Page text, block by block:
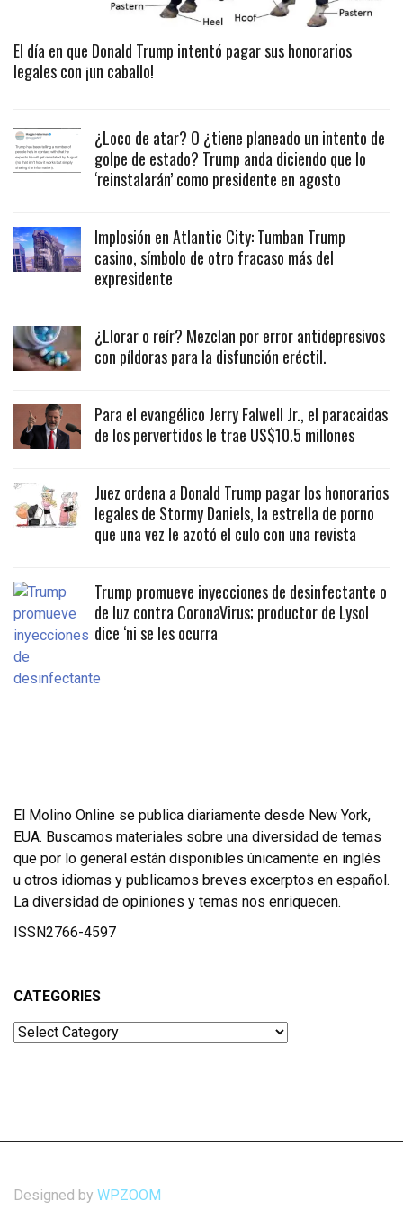
El día en que Donald Trump intentó pagar sus honorarios
legales con ¡un caballo!
¿Loco de atar? O ¿tiene planeado un intento de
golpe de estado? Trump anda diciendo que lo
‘reinstalarán’ como presidente en agosto
Implosión en Atlantic City: Tumban Trump
casino, símbolo de otro fracaso más del
expresidente
¿Llorar o reír? Mezclan por error antidepresivos
con píldoras para la disfunción eréctil.
Para el evangélico Jerry Falwell Jr., el paracaidas
de los pervertidos le trae US$10.5 millones
Juez ordena a Donald Trump pagar los honorarios
legales de Stormy Daniels, la estrella de porno
que una vez le azotó el culo con una revista
Trump promueve inyecciones de desinfectante o
de luz contra CoronaVirus; productor de Lysol
dice ‘ni se les ocurra
El Molino Online se publica diariamente desde New York,
EUA. Buscamos materiales sobre una diversidad de temas
que por lo general están disponibles únicamente en inglés
u otros idiomas y publicamos breves excerptos en español.
La diversidad de opiniones y temas nos enriquecen.
ISSN2766-4597
CATEGORIES
Categories
Designed by WPZOOM